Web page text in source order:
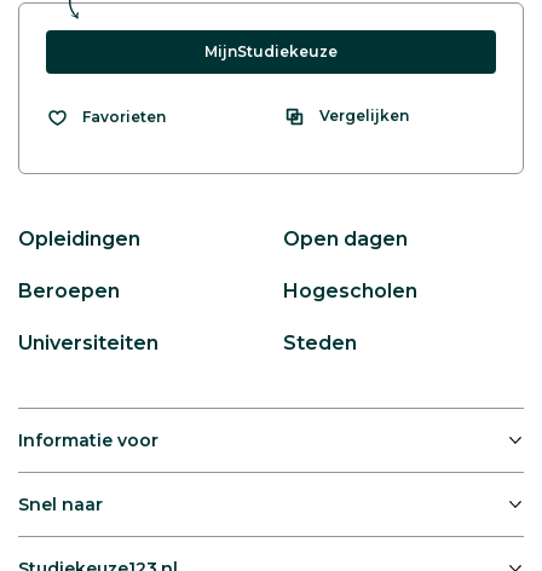
MijnStudiekeuze
Favorieten Vergelijken
Opleidingen Open dagen
Beroepen Hogescholen
Universiteiten Steden
Informatie voor
Snel naar